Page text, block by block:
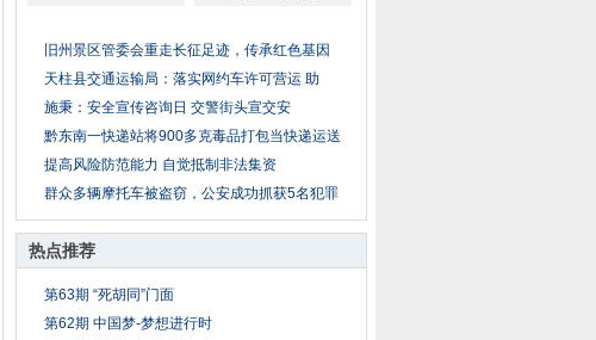
旧州景区管委会重走长征足迹，传承红色基因
天柱县交通运输局：落实网约车许可营运 助
施秉：安全宣传咨询日 交警街头宣交安
黔东南一快递站将900多克毒品打包当快递运送
提高风险防范能力 自觉抵制非法集资
群众多辆摩托车被盗窃，公安成功抓获5名犯罪
热点推荐
第63期 “死胡同”门面
第62期 中国梦-梦想进行时